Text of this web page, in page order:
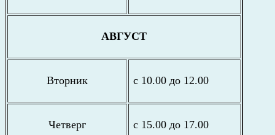
АВГУСТ
Вторник с 10.00 до 12.00
Четверг с 15.00 до 17.00